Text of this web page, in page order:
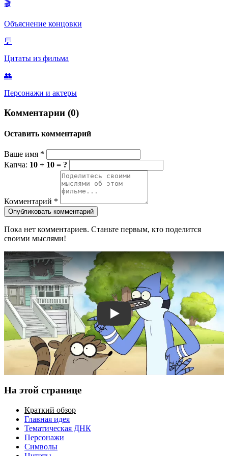
🎬
Объяснение концовки
💬
Цитаты из фильма
👥
Персонажи и актеры
Комментарии (0)
Оставить комментарий
Ваше имя *
Капча: 10 + 10 = ?
Комментарий *
Опубликовать комментарий
Пока нет комментариев. Станьте первым, кто поделится
своими мыслями!
Смотреть трейлер
На этой странице
Краткий обзор
Главная идея
Тематическая ДНК
Персонажи
Символы